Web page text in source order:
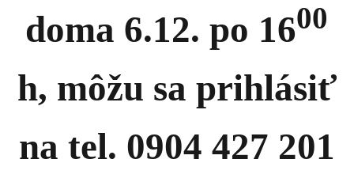
doma 6.12. po 1600
h, môžu sa prihlásiť
na tel. 0904 427 201